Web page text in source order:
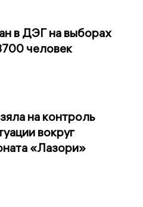
в ДЭГ на выборах
человек
на контроль
вокруг
«Лазори»